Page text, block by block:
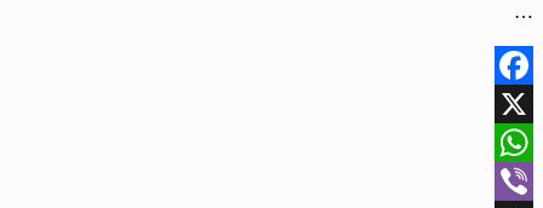
…
Facebook
X
WhatsApp